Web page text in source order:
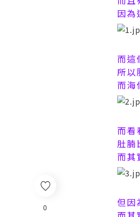
0
因為
而這
所以
而海
而看
肚腩
而其
但因